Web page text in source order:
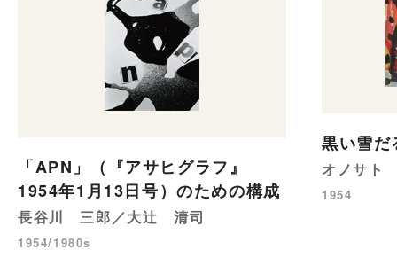
「APN」（『アサヒグラフ』
1954年1月13日号）のための構成
長谷川 三郎／大辻 清司
1954/1980s
黒い雪だ
オノサト
1954